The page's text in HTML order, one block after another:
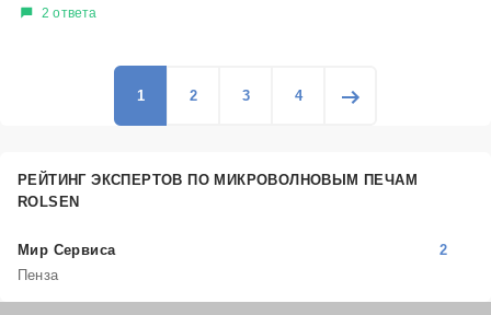
2 ответа
1 2 3 4
РЕЙТИНГ ЭКСПЕРТОВ ПО МИКРОВОЛНОВЫМ ПЕЧАМ
ROLSEN
Мир Сервиса
Пенза
2